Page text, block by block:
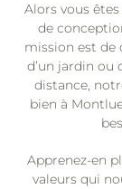
Alors vous
de
mission est de
d’un jardin ou
distance,
bien à
Apprenez-en
valeurs qui